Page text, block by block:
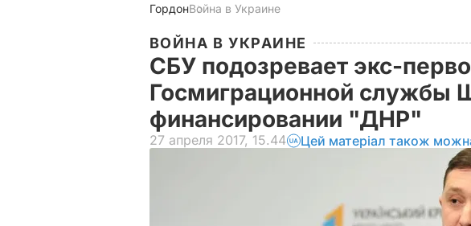
ГордонВойна в Украине
ВОЙНА В УКРАИНЕ
СБУ подозревает экс-
Госмиграционной службы
финансировании "ДНР"
27 апреля 2017, 15.44 Цей матеріал також